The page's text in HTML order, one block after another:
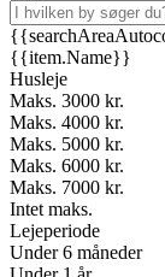
{{item.Name}}
Husleje
Maks. 3000 kr.
Maks. 4000 kr.
Maks. 5000 kr.
Maks. 6000 kr.
Maks. 7000 kr.
Intet maks.
Lejeperiode
Under 6 måneder